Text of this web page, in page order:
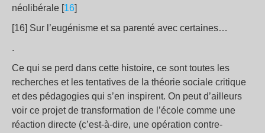
néolibérale [16]
[16] Sur l’eugénisme et sa parenté avec certaines…
.
Ce qui se perd dans cette histoire, ce sont toutes les
recherches et les tentatives de la théorie sociale critique
et des pédagogies qui s’en inspirent. On peut d’ailleurs
voir ce projet de transformation de l’école comme une
réaction directe (c’est-à-dire, une opération contre-